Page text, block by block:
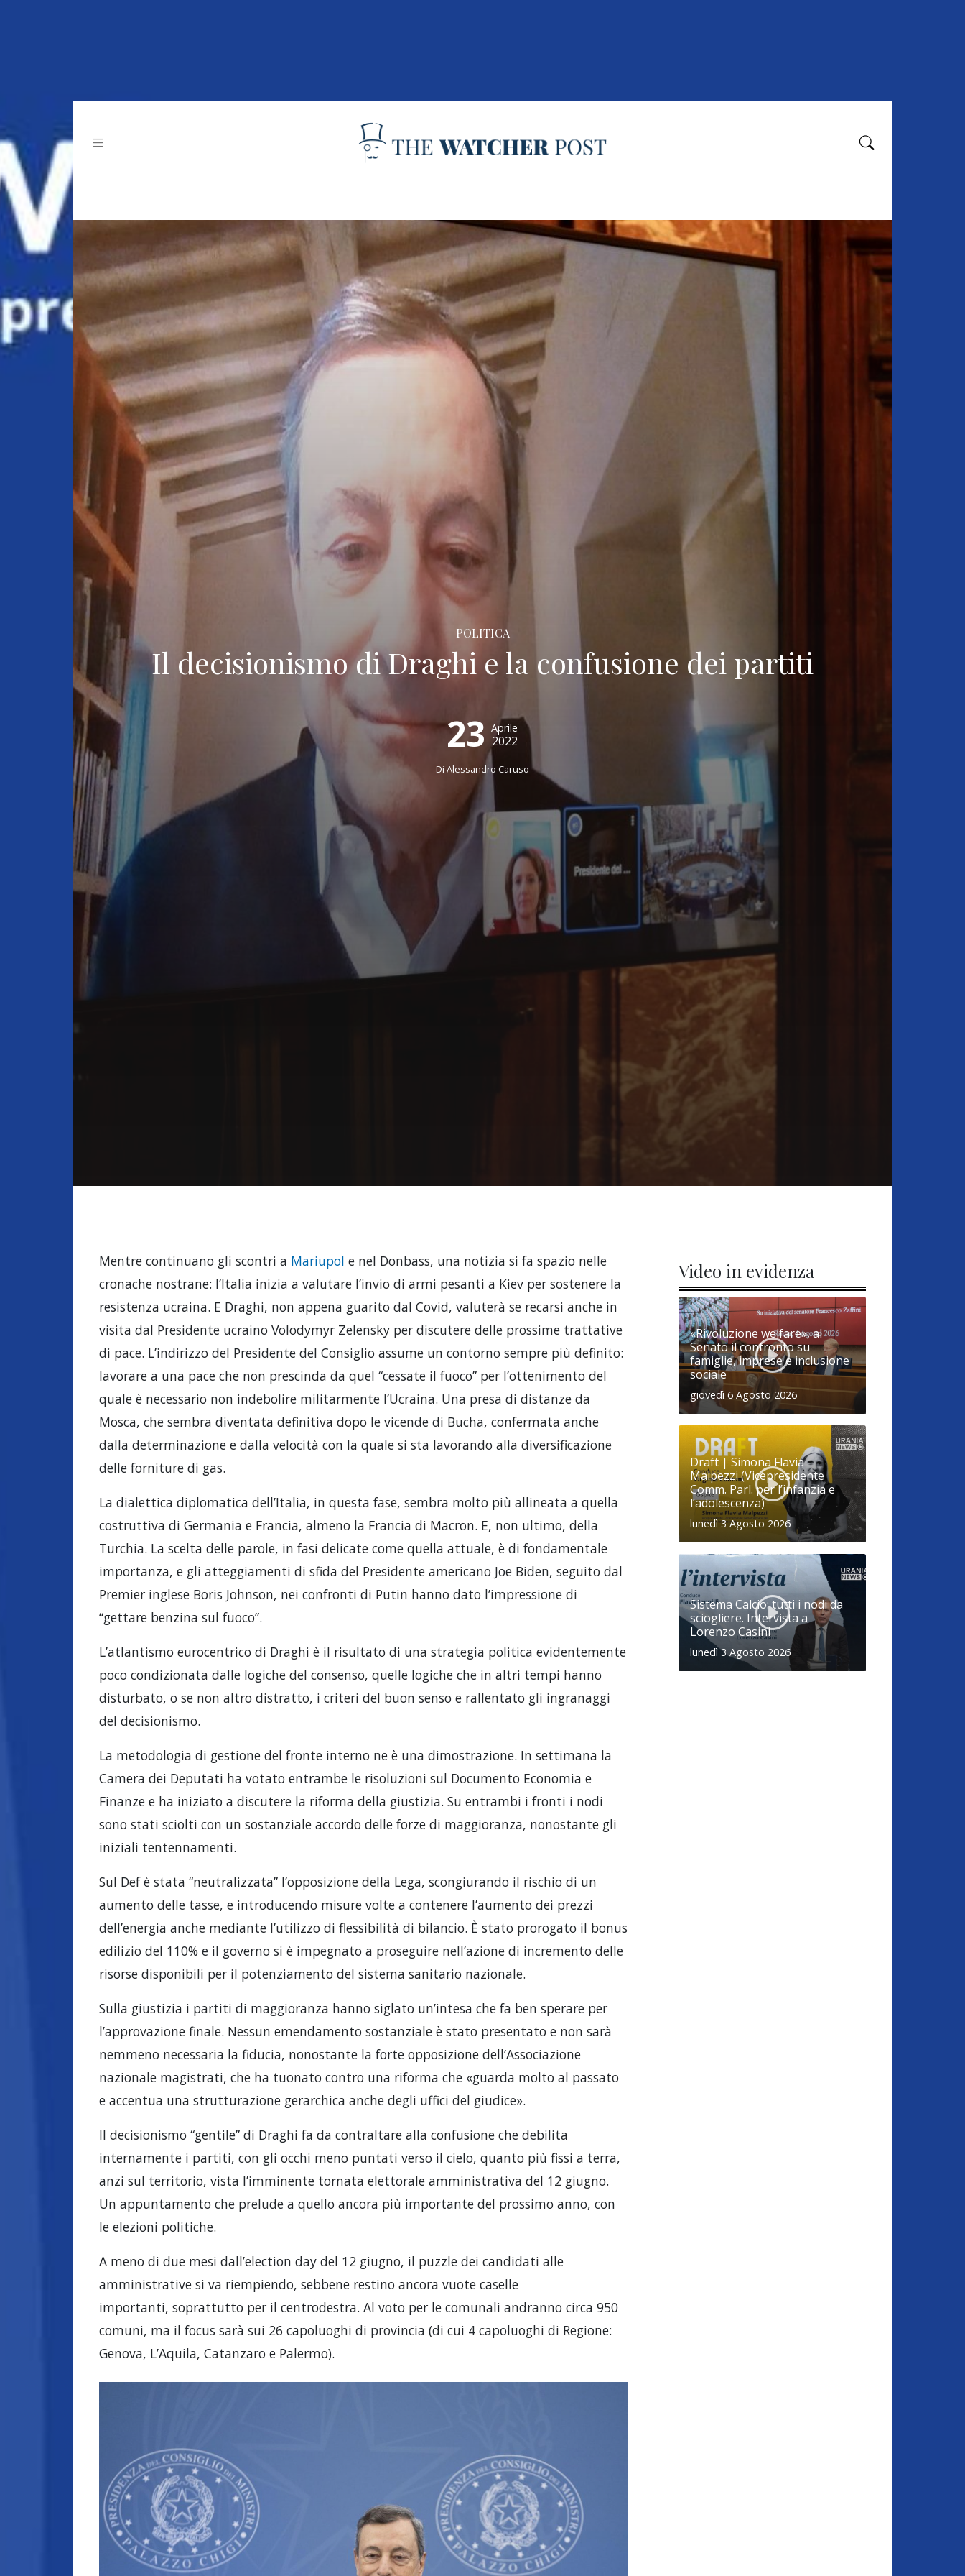
POLITICA
Il decisionismo di Draghi e la confusione dei partiti
23 Aprile
2022
Di Alessandro Caruso
Mentre continuano gli scontri a Mariupol e nel Donbass, una notizia si fa spazio nelle
cronache nostrane: l’Italia inizia a valutare l’invio di armi pesanti a Kiev per sostenere la
resistenza ucraina. E Draghi, non appena guarito dal Covid, valuterà se recarsi anche in
visita dal Presidente ucraino Volodymyr Zelensky per discutere delle prossime trattative
di pace. L’indirizzo del Presidente del Consiglio assume un contorno sempre più definito:
lavorare a una pace che non prescinda da quel “cessate il fuoco” per l’ottenimento del
quale è necessario non indebolire militarmente l’Ucraina. Una presa di distanze da
Mosca, che sembra diventata definitiva dopo le vicende di Bucha, confermata anche
dalla determinazione e dalla velocità con la quale si sta lavorando alla diversificazione
delle forniture di gas.
La dialettica diplomatica dell’Italia, in questa fase, sembra molto più allineata a quella
costruttiva di Germania e Francia, almeno la Francia di Macron. E, non ultimo, della
Turchia. La scelta delle parole, in fasi delicate come quella attuale, è di fondamentale
importanza, e gli atteggiamenti di sfida del Presidente americano Joe Biden, seguito dal
Premier inglese Boris Johnson, nei confronti di Putin hanno dato l’impressione di
“gettare benzina sul fuoco”.
L’atlantismo eurocentrico di Draghi è il risultato di una strategia politica evidentemente
poco condizionata dalle logiche del consenso, quelle logiche che in altri tempi hanno
disturbato, o se non altro distratto, i criteri del buon senso e rallentato gli ingranaggi
del decisionismo.
La metodologia di gestione del fronte interno ne è una dimostrazione. In settimana la
Camera dei Deputati ha votato entrambe le risoluzioni sul Documento Economia e
Finanze e ha iniziato a discutere la riforma della giustizia. Su entrambi i fronti i nodi
sono stati sciolti con un sostanziale accordo delle forze di maggioranza, nonostante gli
iniziali tentennamenti.
Sul Def è stata “neutralizzata” l’opposizione della Lega, scongiurando il rischio di un
aumento delle tasse, e introducendo misure volte a contenere l’aumento dei prezzi
dell’energia anche mediante l’utilizzo di flessibilità di bilancio. È stato prorogato il bonus
edilizio del 110% e il governo si è impegnato a proseguire nell’azione di incremento delle
risorse disponibili per il potenziamento del sistema sanitario nazionale.
Sulla giustizia i partiti di maggioranza hanno siglato un’intesa che fa ben sperare per
l’approvazione finale. Nessun emendamento sostanziale è stato presentato e non sarà
nemmeno necessaria la fiducia, nonostante la forte opposizione dell’Associazione
nazionale magistrati, che ha tuonato contro una riforma che «guarda molto al passato
e accentua una strutturazione gerarchica anche degli uffici del giudice».
Il decisionismo “gentile” di Draghi fa da contraltare alla confusione che debilita
internamente i partiti, con gli occhi meno puntati verso il cielo, quanto più fissi a terra,
anzi sul territorio, vista l’imminente tornata elettorale amministrativa del 12 giugno.
Un appuntamento che prelude a quello ancora più importante del prossimo anno, con
le elezioni politiche.
A meno di due mesi dall’election day del 12 giugno, il puzzle dei candidati alle
amministrative si va riempiendo, sebbene restino ancora vuote caselle
importanti, soprattutto per il centrodestra. Al voto per le comunali andranno circa 950
comuni, ma il focus sarà sui 26 capoluoghi di provincia (di cui 4 capoluoghi di Regione:
Genova, L’Aquila, Catanzaro e Palermo).
Video in evidenza
«Rivoluzione welfare», al
Senato il confronto su
famiglie, imprese e inclusione
sociale
giovedì 6 Agosto 2026
Draft | Simona Flavia
Malpezzi (Vicepresidente
Comm. Parl. per l’infanzia e
l’adolescenza)
lunedì 3 Agosto 2026
Sistema Calcio: tutti i nodi da
sciogliere. Intervista a
Lorenzo Casini
lunedì 3 Agosto 2026